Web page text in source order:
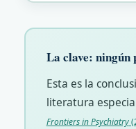
La clave:
Esta es la
literatura
Frontiers in Psychiatry